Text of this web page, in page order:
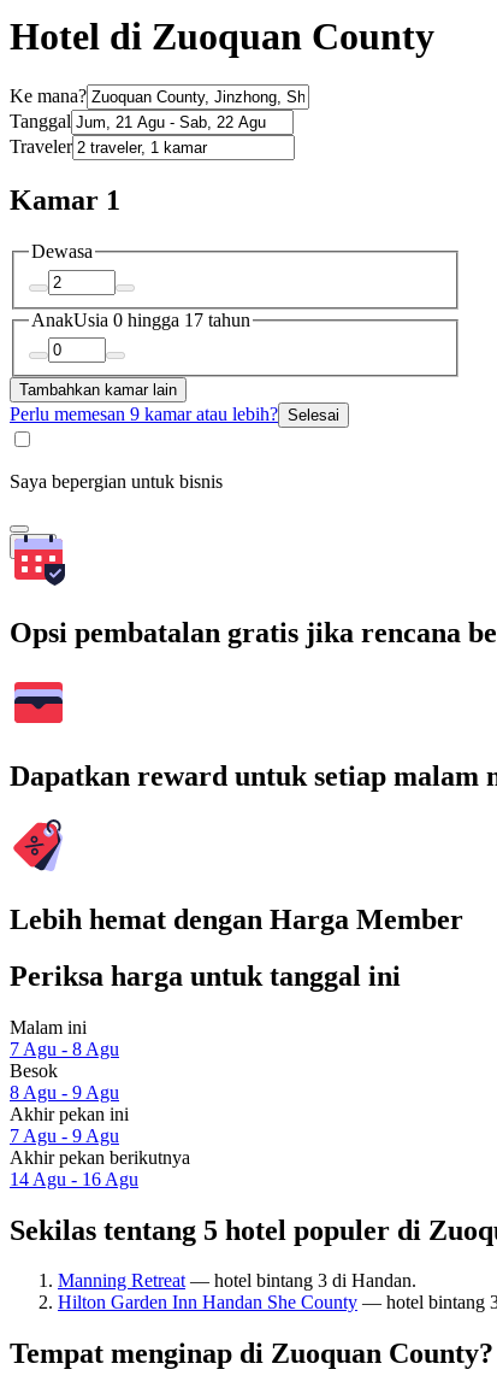
Hotel di Zuoquan County
Ke mana?
Tanggal
Traveler
Kamar 1
Dewasa
AnakUsia 0 hingga 17 tahun
Tambahkan kamar lain
Perlu memesan 9 kamar atau lebih? Selesai
Saya bepergian untuk bisnis
Cari
Opsi pembatalan gratis jika rencana
Dapatkan reward untuk setiap malam
Lebih hemat dengan Harga Member
Periksa harga untuk tanggal ini
Malam ini
7 Agu - 8 Agu
Besok
8 Agu - 9 Agu
Akhir pekan ini
7 Agu - 9 Agu
Akhir pekan berikutnya
14 Agu - 16 Agu
Sekilas tentang 5 hotel populer di
Manning Retreat— hotel bintang 3 di Handan.
Hilton Garden Inn Handan She County — hotel bintang
Tempat menginap di Zuoquan County?